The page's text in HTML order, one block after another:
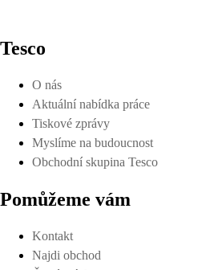
Tesco
O nás
Aktuální nabídka práce
Tiskové zprávy
Myslíme na budoucnost
Obchodní skupina Tesco
Pomůžeme vám
Kontakt
Najdi obchod